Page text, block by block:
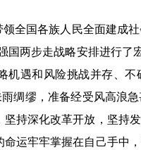
国各族人民全面建成
两步走战略安排进行了
遇和风险挑战并存、
绸缪，准备经受风高浪
持深化改革开放，坚持
运牢牢掌握在自己手中